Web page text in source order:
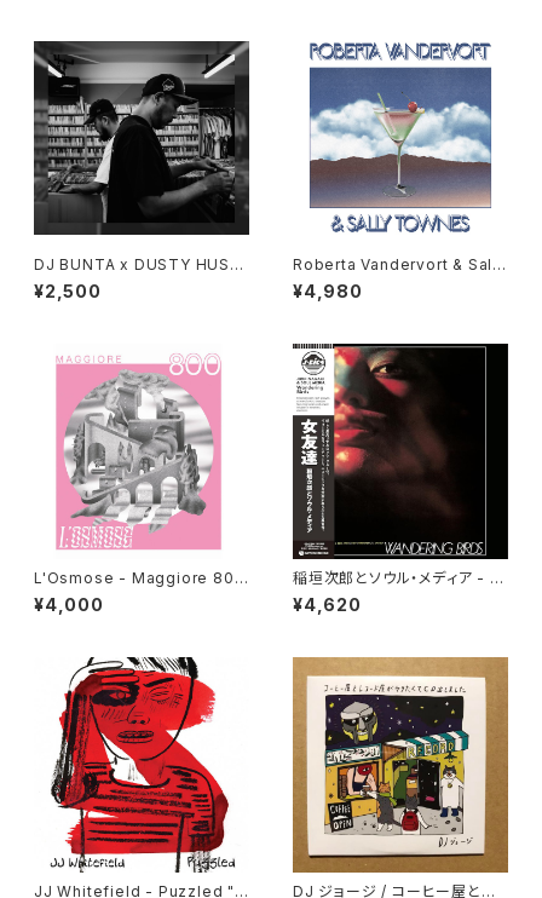
DJ BUNTA x DUSTY HUSK
Y - 47 CAMPiN DIGGiN "C
D"
¥2,500
Roberta Vandervort & Sally
Townes "LP"
¥4,980
L'Osmose - Maggiore 800
"LP"
¥4,000
稲垣次郎とソウル・メディア - W
andering Birds 女友達 "LP"
¥4,620
JJ Whitefield - Puzzled "L DJ ジョージ / コーヒー屋とレ